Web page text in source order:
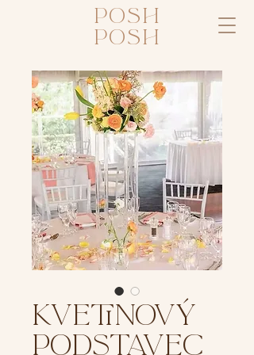
posh
posh
KVETINOVÝ
PODSTAVEC